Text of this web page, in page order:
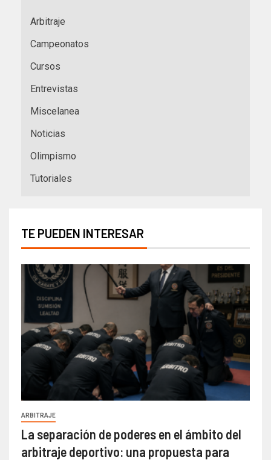
Arbitraje
Campeonatos
Cursos
Entrevistas
Miscelanea
Noticias
Olimpismo
Tutoriales
TE PUEDEN INTERESAR
ARBITRAJE
La separación de poderes en el ámbito del
arbitraje deportivo: una propuesta para